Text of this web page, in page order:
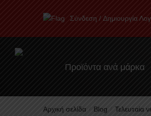
Σύνδεση Δημιουργία
Προϊόντα ανά μάρκα
Αρχική σελίδα Blog / Τελευταία